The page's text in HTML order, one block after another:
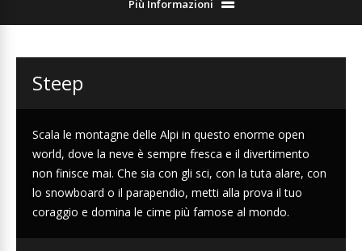
Più Informazioni
Steep
Scala le montagne delle Alpi in questo enorme open
world, dove la neve è sempre fresca e il divertimento
non finisce mai. Che sia con gli sci, con la tuta alare, con
lo snowboard o il parapendio, metti alla prova il tuo
coraggio e domina le cime più famose al mondo.